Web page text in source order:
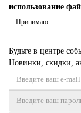
использование
Принимаю
Будьте в центре
Новинки, скидки,